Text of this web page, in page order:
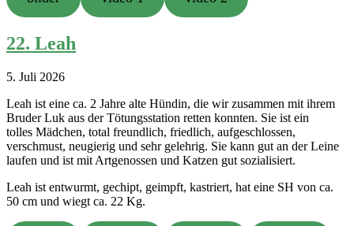
22. Leah
5. Juli 2026
Leah ist eine ca. 2 Jahre alte Hündin, die wir zusammen mit ihrem
Bruder Luk aus der Tötungsstation retten konnten. Sie ist ein
tolles Mädchen, total freundlich, friedlich, aufgeschlossen,
verschmust, neugierig und sehr gelehrig. Sie kann gut an der Leine
laufen und ist mit Artgenossen und Katzen gut sozialisiert.
Leah ist entwurmt, gechipt, geimpft, kastriert, hat eine SH von ca.
50 cm und wiegt ca. 22 Kg.